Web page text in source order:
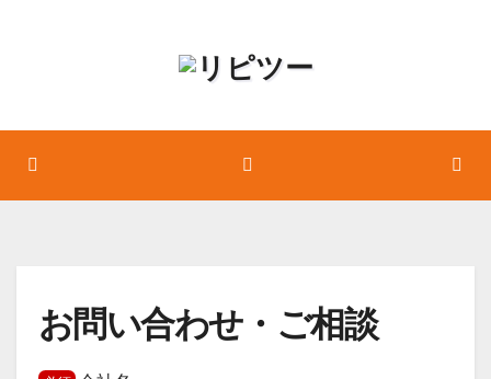
お問い合わせ・ご相談